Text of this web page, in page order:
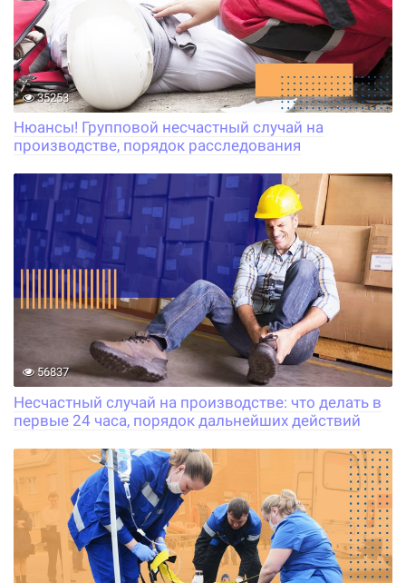
35253
Нюансы! Групповой несчастный случай на
производстве, порядок расследования
56837
Несчастный случай на производстве: что делать в
первые 24 часа, порядок дальнейших действий